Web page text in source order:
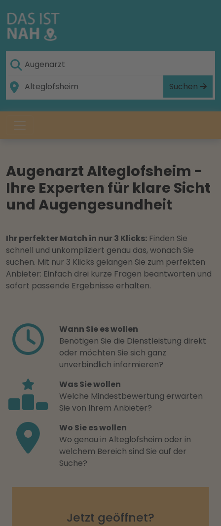
Suchen
Augenarzt Alteglofsheim -
Ihre Experten für klare Sicht
und Augengesundheit
Ihr perfekter Match in nur 3 Klicks: Finden Sie
schnell und unkompliziert genau das, wonach Sie
suchen. Mit nur 3 Klicks gelangen Sie zum perfekten
Anbieter: Einfach drei kurze Fragen beantworten und
sofort passende Ergebnisse erhalten.
Wann Sie es wollen
Benötigen Sie die Dienstleistung direkt
oder möchten Sie sich ganz
unverbindlich informieren?
Was Sie wollen
Welche Mindestbewertung erwarten
Sie von Ihrem Anbieter?
Wo Sie es wollen
Wo genau in Alteglofsheim oder in
welchem Bereich sind Sie auf der
Suche?
Jetzt geöffnet?